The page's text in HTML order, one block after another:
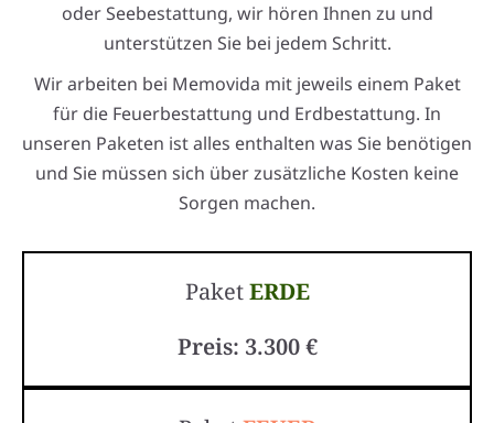
oder Seebestattung, wir hören Ihnen zu und
unterstützen Sie bei jedem Schritt.
Wir arbeiten bei Memovida mit jeweils einem Paket
für die Feuerbestattung und Erdbestattung. In
unseren Paketen ist alles enthalten was Sie benötigen
und Sie müssen sich über zusätzliche Kosten keine
Sorgen machen.
PaketERDE
Preis: 3.300 €